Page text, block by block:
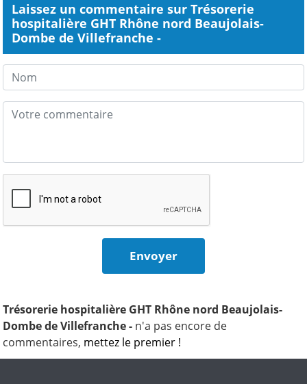
Laissez un commentaire sur Trésorerie
hospitalière GHT Rhône nord Beaujolais-
Dombe de Villefranche -
Trésorerie hospitalière GHT Rhône nord Beaujolais-
Dombe de Villefranche - n'a pas encore de
commentaires, mettez le premier !